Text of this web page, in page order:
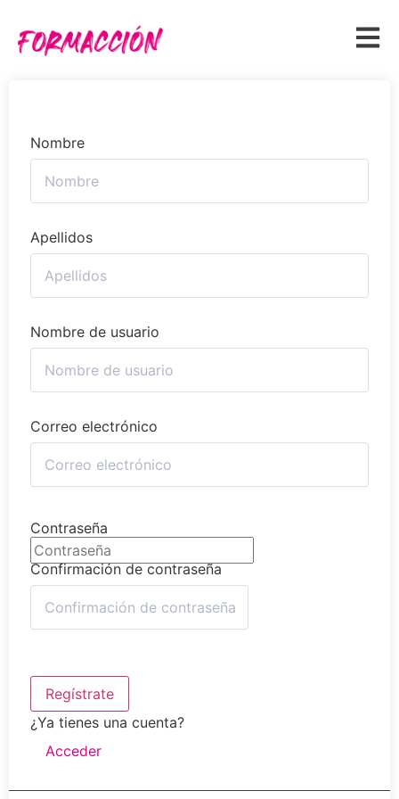
Nombre
Apellidos
Nombre de usuario
Correo electrónico
Contraseña
Confirmación de contraseña
Regístrate
¿Ya tienes una cuenta?
Acceder